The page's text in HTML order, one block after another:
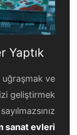
Neler Yaptık
NelerNeler
Yaptık
uğraşmak ve
geliştirmek
sanat evleri